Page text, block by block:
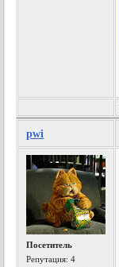
pwi
Посетитель
Репутация:4